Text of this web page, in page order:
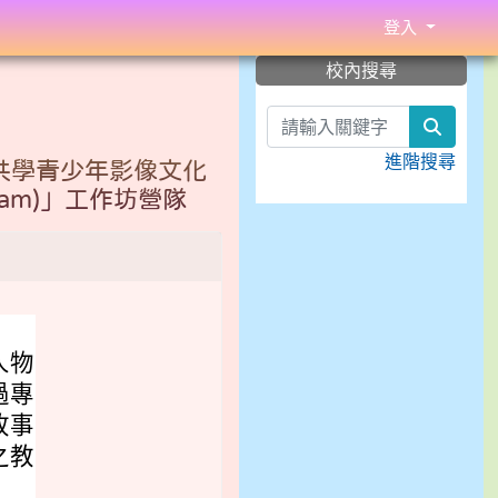
學青少年影像文化
」工作坊營隊
物
專
事
教
::: 校內搜尋
進階搜尋
登入